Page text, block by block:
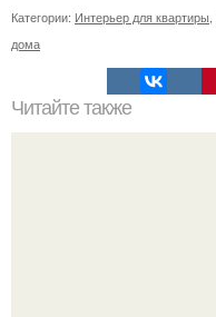
Категории: Интерьер для квартиры
дома
Читайте также